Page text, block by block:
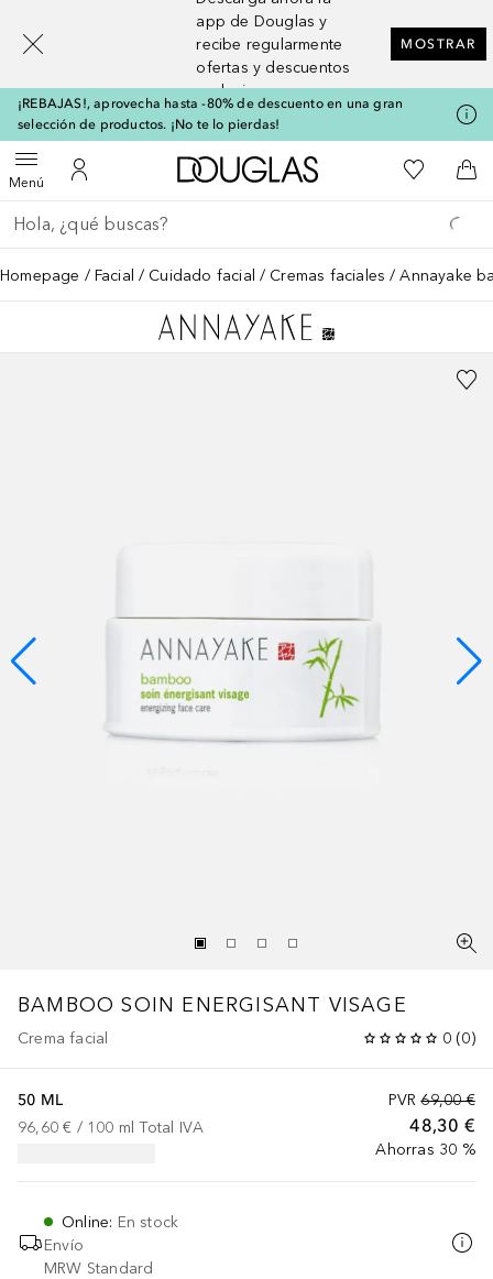
app de Douglas y
recibe regularmente
ofertas y descuentos
exclusivos
MOSTRAR
¡REBAJAS!, aprovecha hasta -80% de descuento en una gran
selección de productos. ¡No te lo pierdas!
MenúAbrir menúMi cuenta
A Douglas HomeMi lista de
A
Regresar
Ejecutar búsqueda
Homepage Facial Cuidado facial Cremas faciales Annayake
BAMBOO SOIN ENERGISANT VISAGE
Crema facial 0 (0)
PVR 69,00 €
48,30 €
Ahorras 30 %
50 ML
96,60 € / 100 ml Total IVA
Online: En stock
Envío
MRW Standard
[navigation.slideout.screenreader]